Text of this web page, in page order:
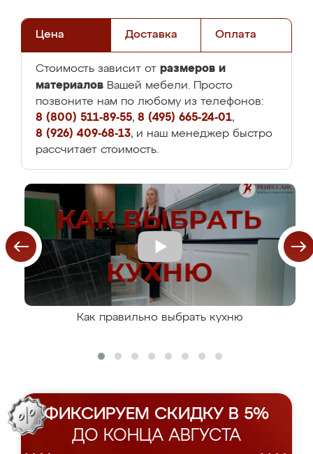
Цена Доставка Оплата
Стоимость зависит от размеров и
материалов Вашей мебели. Просто
позвоните нам по любому из телефонов:
8 (800) 511-89-55, 8 (495) 665-24-01,
8 (926) 409-68-13, и наш менеджер быстро
рассчитает стоимость.
Как правильно выбрать кухню
ФИКСИРУЕМ СКИДКУ В 5%
ДО КОНЦА АВГУСТА